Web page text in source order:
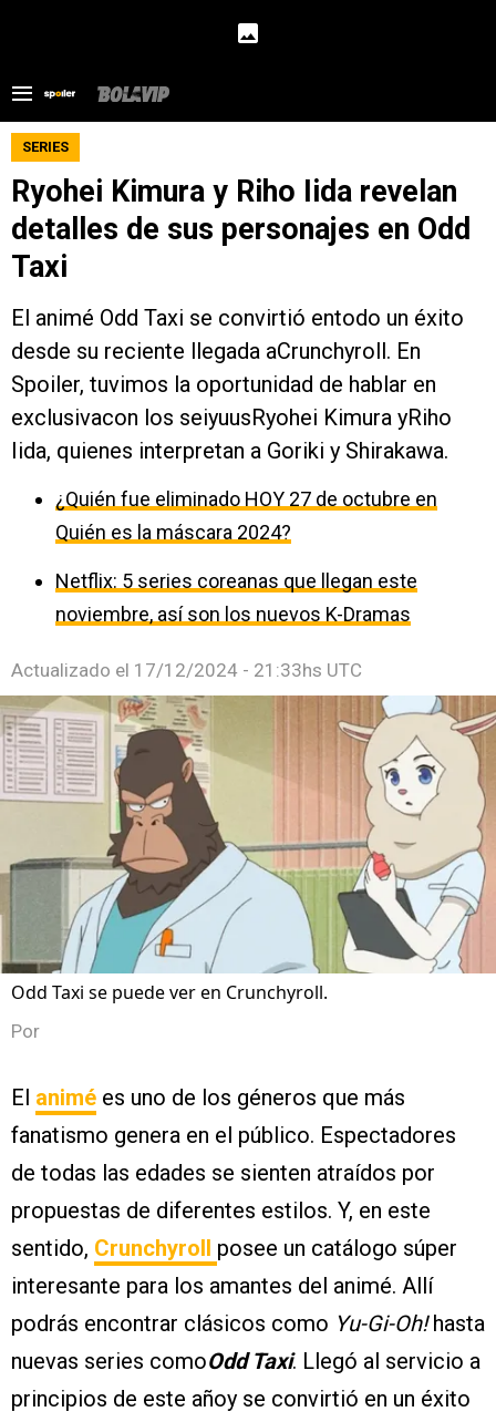
SERIES
Ryohei Kimura y Riho Iida revelan
detalles de sus personajes en Odd
Taxi
El animé Odd Taxi se convirtió entodo un éxito
desde su reciente llegada aCrunchyroll. En
Spoiler, tuvimos la oportunidad de hablar en
exclusivacon los seiyuusRyohei Kimura yRiho
Iida, quienes interpretan a Goriki y Shirakawa.
¿Quién fue eliminado HOY 27 de octubre en
Quién es la máscara 2024?
Netflix: 5 series coreanas que llegan este
noviembre, así son los nuevos K-Dramas
Actualizado el 17/12/2024 - 21:33hs UTC
Odd Taxi se puede ver en Crunchyroll.
Por
El animé es uno de los géneros que más
fanatismo genera en el público. Espectadores
de todas las edades se sienten atraídos por
propuestas de diferentes estilos. Y, en este
sentido, Crunchyroll posee un catálogo súper
interesante para los amantes del animé. Allí
podrás encontrar clásicos como Yu-Gi-Oh!hasta
nuevas series comoOdd Taxi. Llegó al servicio a
principios de este añoy se convirtió en un éxito